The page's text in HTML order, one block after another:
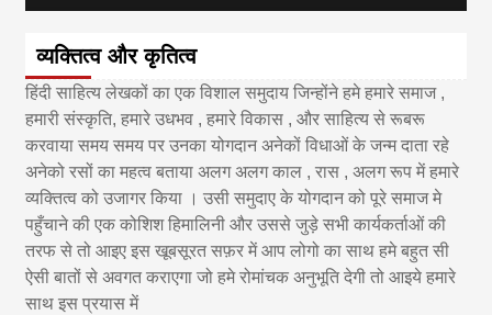
व्यक्तित्व और कृतित्व
हिंदी साहित्य लेखकों का एक विशाल समुदाय जिन्होंने हमे हमारे समाज ,
हमारी संस्कृति, हमारे उधभव , हमारे विकास , और साहित्य से रूबरू
करवाया समय समय पर उनका योगदान अनेकों विधाओं के जन्म दाता रहे
अनेको रसों का महत्व बताया अलग अलग काल , रास , अलग रूप में हमारे
व्यक्तित्व को उजागर किया । उसी समुदाए के योगदान को पूरे समाज मे
पहुँचाने की एक कोशिश हिमालिनी और उससे जुड़े सभी कार्यकर्ताओं की
तरफ से तो आइए इस खूबसूरत सफ़र में आप लोगो का साथ हमे बहुत सी
ऐसी बातों से अवगत कराएगा जो हमे रोमांचक अनुभूति देगी तो आइये हमारे
साथ इस प्रयास में